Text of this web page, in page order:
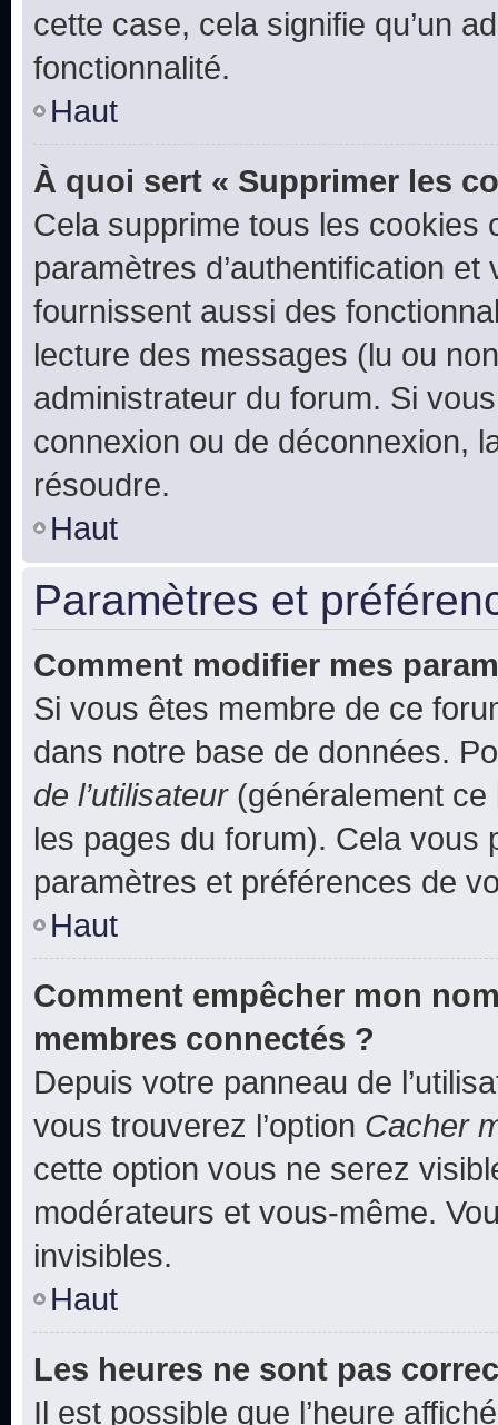
cette case, cela signifie qu’un
fonctionnalité.
Haut
À quoi sert « Supprimer les
Cela supprime tous les cookies
paramètres d’authentification
fournissent aussi des
lecture des messages (lu ou
administrateur du forum. Si
connexion ou de déconnexion,
résoudre.
Haut
Paramètres et
Comment modifier mes
Si vous êtes membre de ce
dans notre base de données.
de l’utilisateur(généralement ce
les pages du forum). Cela vous
paramètres et préférences de
Haut
Comment empêcher mon
membres connectés ?
Depuis votre panneau de
vous trouverez l’option Cacher
cette option vous ne serez
modérateurs et vous-même.
invisibles.
Haut
Les heures ne sont pas
Il est possible que l’heure